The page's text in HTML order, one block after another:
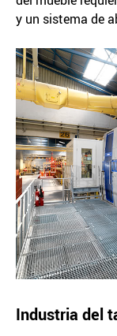
y un sistema de
Industria del